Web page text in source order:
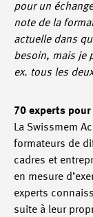
pour un
note de la
actuelle dans
besoin, mais je
ex. tous les
70 experts
La Swissmem
formateurs de
cadres et
en mesure
experts
suite à leur